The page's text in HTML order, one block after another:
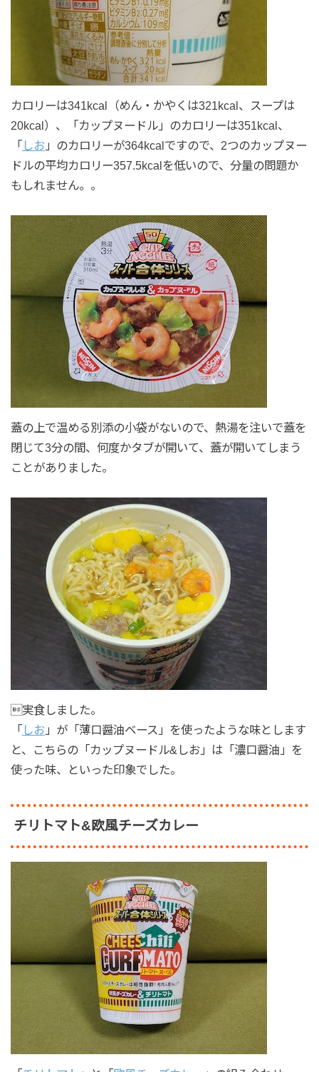
カロリーは341kcal（めん・かやくは321kcal、スープは
20kcal）、「カップヌードル」のカロリーは351kcal、
「しお」のカロリーが364kcalですので、2つのカップヌー
ドルの平均カロリー357.5kcalを低いので、分量の問題か
もしれません。。
蓋の上で温める別添の小袋がないので、熱湯を注いで蓋を
閉じて3分の間、何度かタブが開いて、蓋が開いてしまう
ことがありました。
実食しました。
「しお」が「薄口醤油ベース」を使ったような味とします
と、こちらの「カップヌードル&しお」は「濃口醤油」を
使った味、といった印象でした。
チリトマト&欧風チーズカレー